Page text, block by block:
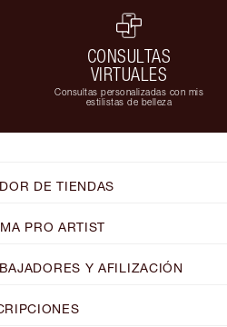
CONSULTAS
VIRTUALES
Consultas personalizadas con mis
estilistas de belleza
DE TIENDAS
PRO ARTIST
Y AFILIZACIÓN